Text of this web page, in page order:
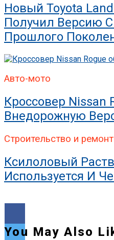
Новый Toyota
Получил Версию
Прошлого
Авто-мото
Кроссовер Nissan
Внедорожную
Строительство и ремонт
Ксилоловый
Используется И
You May Also